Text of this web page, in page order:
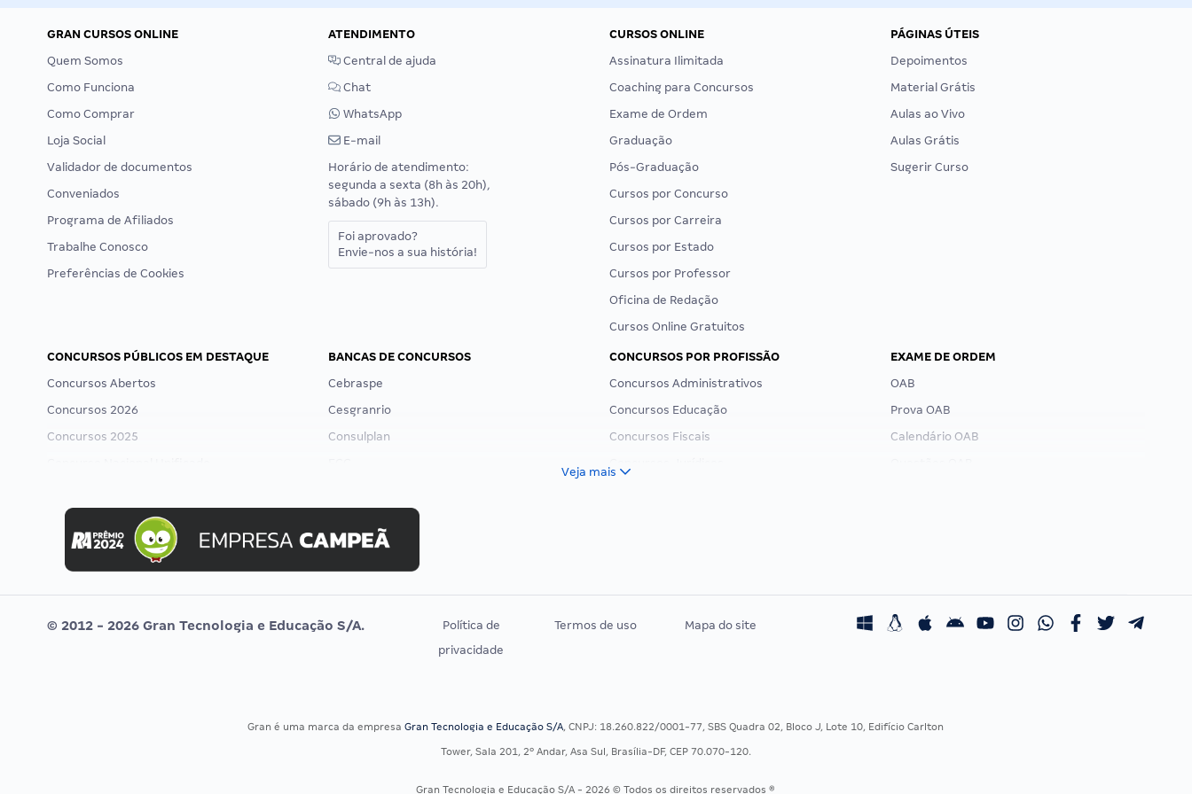
GRAN CURSOS ONLINE
Quem Somos
Como Funciona
Como Comprar
Loja Social
Validador de documentos
Conveniados
Programa de Afiliados
Trabalhe Conosco
Preferências de Cookies
ATENDIMENTO
Central de ajuda
Chat
WhatsApp
E-mail
Horário de atendimento:
segunda a sexta (8h às 20h),
sábado (9h às 13h).
Foi aprovado?
Envie-nos a sua história!
CURSOS ONLINE
Assinatura Ilimitada
Coaching para Concursos
Exame de Ordem
Graduação
Pós-Graduação
Cursos por Concurso
Cursos por Carreira
Cursos por Estado
Cursos por Professor
Oficina de Redação
Cursos Online Gratuitos
PÁGINAS ÚTEIS
Depoimentos
Material Grátis
Aulas ao Vivo
Aulas Grátis
Sugerir Curso
CONCURSOS PÚBLICOS EM DESTAQUE
Concursos Abertos
Concursos 2026
Concursos 2025
Concurso MPU
Editais publicados
BANCAS DE CONCURSOS
Cebraspe
Cesgranrio
Consulplan
Selecon
Uniase
Vunesp
CONCURSOS POR PROFISSÃO
Concursos Administrativos
Concursos Educação
Concursos Fiscais
Residência Multiprofissional
EXAME DE ORDEM
OAB
Prova OAB
Calendário OAB
Veja mais
© 2012 - 2026 Gran Tecnologia e Educação S/A.
Política de
privacidade
Termos de uso Mapa do site
Gran é uma marca da empresaGran Tecnologia e Educação S/A, CNPJ: 18.260.822/0001-77, SBS Quadra 02, Bloco J, Lote 10, Edifício Carlton
Tower, Sala 201, 2º Andar, Asa Sul, Brasília-DF, CEP 70.070-120.
Gran Tecnologia e Educação S/A - 2026 © Todos os direitos reservados ®